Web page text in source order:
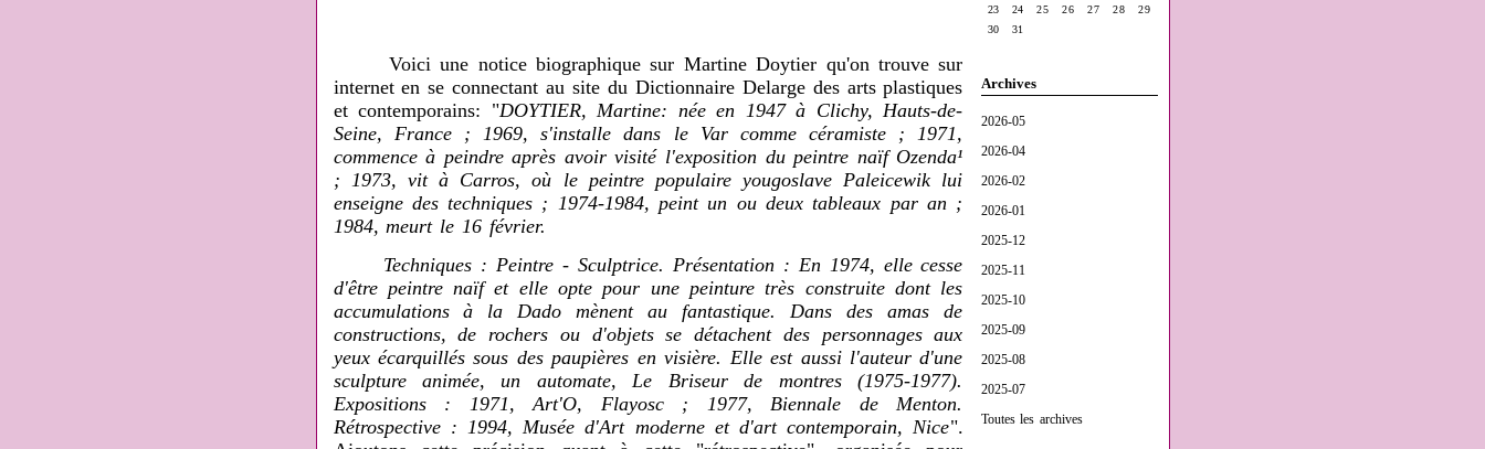
23
24 25 26 27 28
29
30
31
Archives
2026-05
2026-04
2026-02
2026-01
2025-12
2025-11
2025-10
2025-09
2025-08
2025-07
Toutes les archives
Voici une notice biographique sur Martine Doytier qu'on trouve sur
internet en se connectant au site du Dictionnaire Delarge des arts plastiques
et contemporains: "DOYTIER, Martine: née en 1947 à Clichy, Hauts-de-
Seine, France ; 1969, s'installe dans le Var comme céramiste ; 1971,
commence à peindre après avoir visité l'exposition du peintre naïf Ozenda¹
; 1973, vit à Carros, où le peintre populaire yougoslave Paleicewik lui
enseigne des techniques ; 1974-1984, peint un ou deux tableaux par an ;
1984, meurt le 16 février.
Techniques : Peintre - Sculptrice. Présentation : En 1974, elle cesse
d'être peintre naïf et elle opte pour une peinture très construite dont les
accumulations à la Dado mènent au fantastique. Dans des amas de
constructions, de rochers ou d'objets se détachent des personnages aux
yeux écarquillés sous des paupières en visière. Elle est aussi l'auteur d'une
sculpture animée, un automate, Le Briseur de montres (1975-1977).
Expositions : 1971, Art'O, Flayosc ; 1977, Biennale de Menton.
Rétrospective : 1994, Musée d'Art moderne et d'art contemporain, Nice".